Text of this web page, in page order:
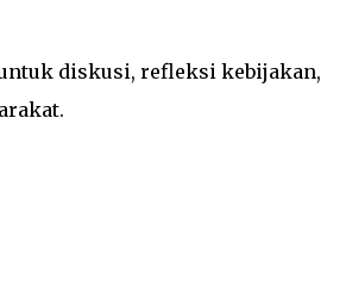
diskusi, refleksi kebijakan,